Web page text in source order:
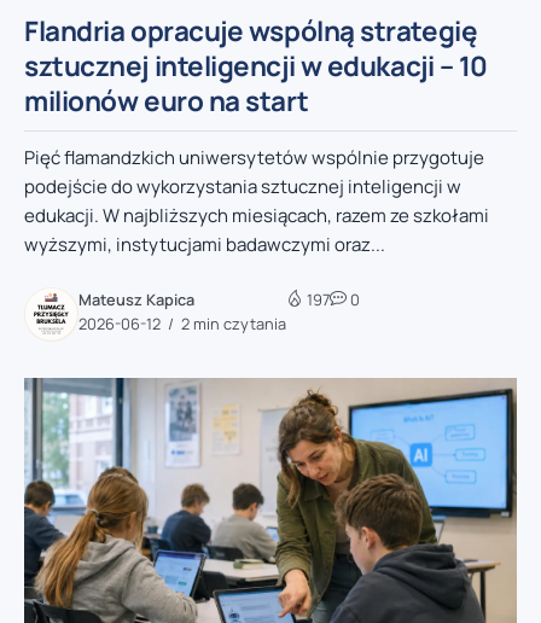
Flandria opracuje wspólną strategię
sztucznej inteligencji w edukacji – 10
milionów euro na start
Pięć flamandzkich uniwersytetów wspólnie przygotuje
podejście do wykorzystania sztucznej inteligencji w
edukacji. W najbliższych miesiącach, razem ze szkołami
wyższymi, instytucjami badawczymi oraz...
Mateusz Kapica
2026-06-12
2 min czytania
197 0